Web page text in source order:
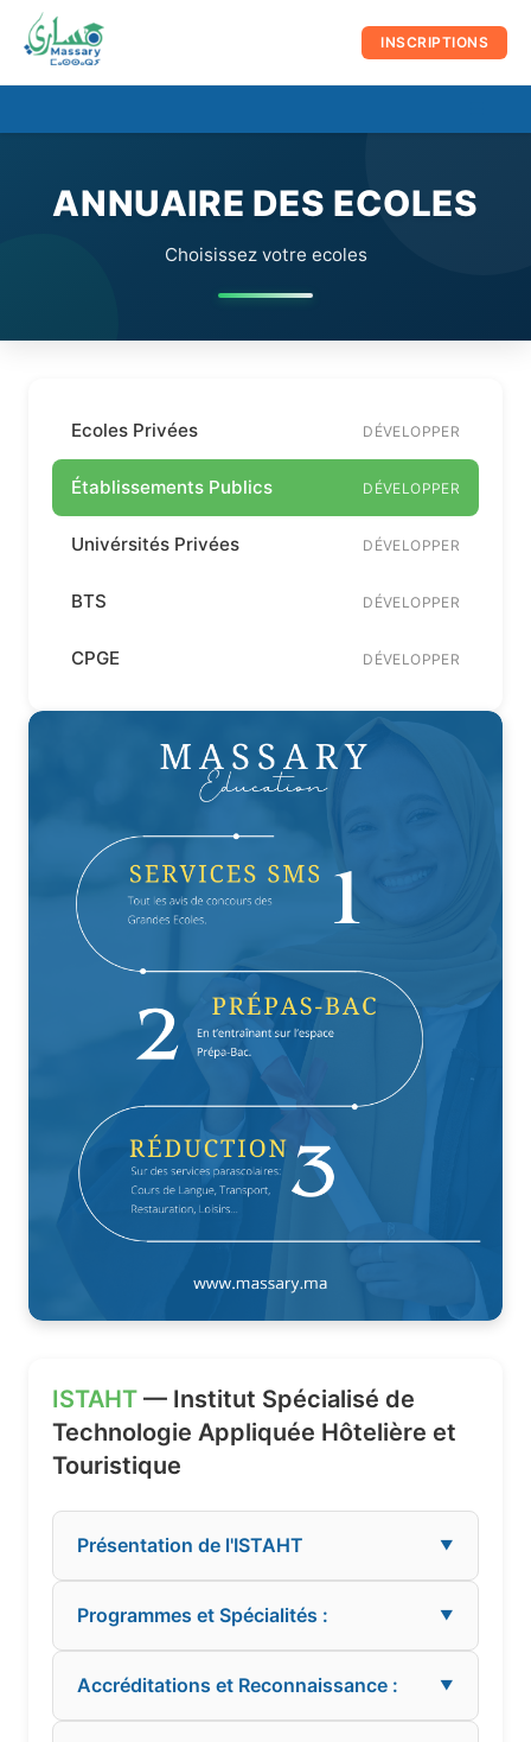
contenu
INSCRIPTIONS
ANNUAIRE DES ECOLES
Choisissez votre ecoles
Ecoles Privées DÉVELOPPER
Établissements Publics DÉVELOPPER
Univérsités Privées DÉVELOPPER
BTS DÉVELOPPER
CPGE DÉVELOPPER
ISTAHT — Institut Spécialisé de
Technologie Appliquée Hôtelière et
Touristique
Présentation de l'ISTAHT ▼
Programmes et Spécialités : ▼
Accréditations et Reconnaissance : ▼